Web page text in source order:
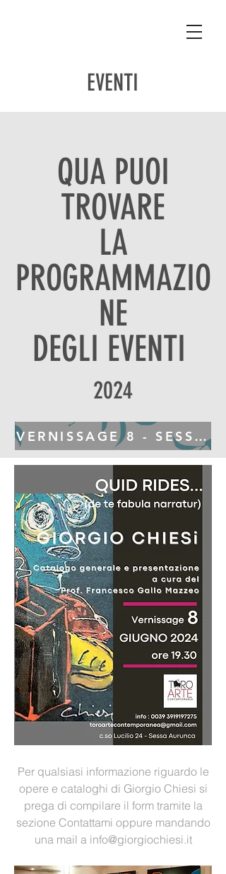
EVENTI
QUA PUOI
TROVARE
LA
PROGRAMMAZIO
NE
DEGLI EVENTI
2024
VERNISSAGE 8 -
Per qualsiasi informazione riguardo le
opere e cataloghi di Giorgio Chiesi si
prega di compilare il form tramite la
sezione Contattami oppure mandando
una mail a info@giorgiochiesi.it